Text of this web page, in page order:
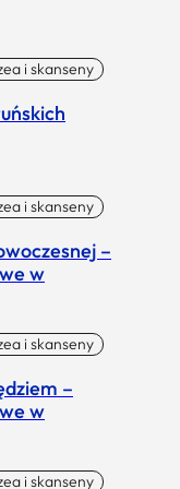
i skanseny
i skanseny
–
w
i skanseny
–
w
i skanseny